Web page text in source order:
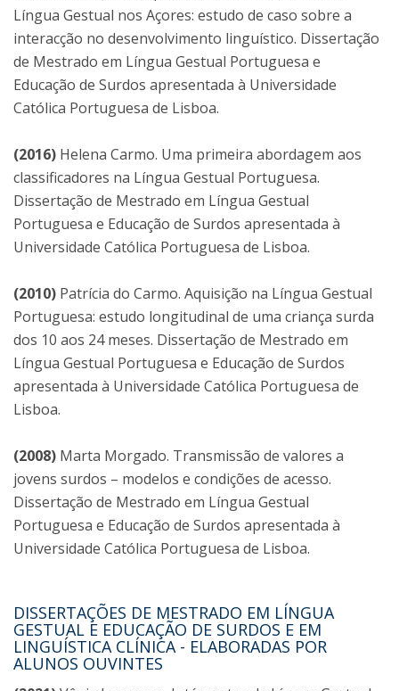
Língua Gestual nos Açores: estudo de caso sobre a
interacção no desenvolvimento linguístico. Dissertação
de Mestrado em Língua Gestual Portuguesa e
Educação de Surdos apresentada à Universidade
Católica Portuguesa de Lisboa.
(2016) Helena Carmo. Uma primeira abordagem aos
classificadores na Língua Gestual Portuguesa.
Dissertação de Mestrado em Língua Gestual
Portuguesa e Educação de Surdos apresentada à
Universidade Católica Portuguesa de Lisboa.
(2010) Patrícia do Carmo. Aquisição na Língua Gestual
Portuguesa: estudo longitudinal de uma criança surda
dos 10 aos 24 meses. Dissertação de Mestrado em
Língua Gestual Portuguesa e Educação de Surdos
apresentada à Universidade Católica Portuguesa de
Lisboa.
(2008) Marta Morgado. Transmissão de valores a
jovens surdos – modelos e condições de acesso.
Dissertação de Mestrado em Língua Gestual
Portuguesa e Educação de Surdos apresentada à
Universidade Católica Portuguesa de Lisboa.
DISSERTAÇÕES DE MESTRADO EM LÍNGUA
GESTUAL E EDUCAÇÃO DE SURDOS E EM
LINGUÍSTICA CLÍNICA - ELABORADAS POR
ALUNOS OUVINTES